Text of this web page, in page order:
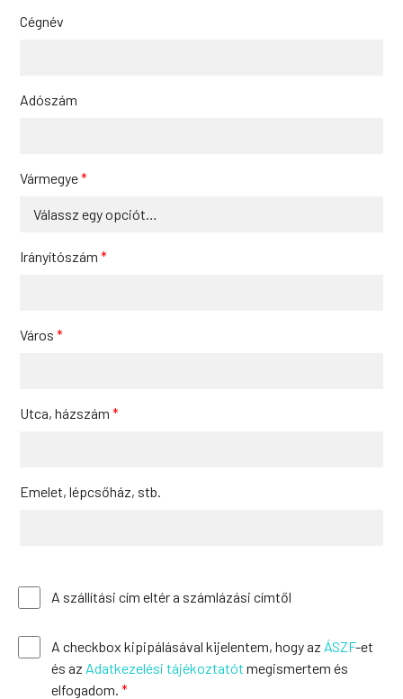
Cégnév
Adószám
Vármegye*
Irányítószám *
Város *
Utca, házszám *
Emelet, lépcsőház, stb.
A szállítási cím eltér a számlázási címtől
A checkbox kipipálásával kijelentem, hogy az ÁSZF-et
és az Adatkezelési tájékoztatót megismertem és
elfogadom. *